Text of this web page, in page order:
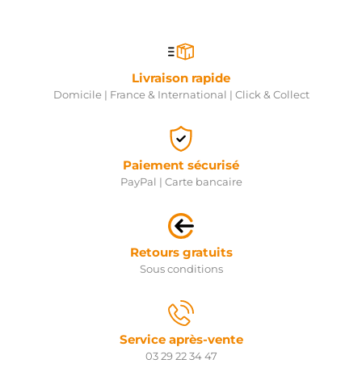
Livraison rapide
Domicile | France & International | Click & Collect
Paiement sécurisé
PayPal | Carte bancaire
Retours gratuits
Sous conditions
Service après-vente
03 29 22 34 47